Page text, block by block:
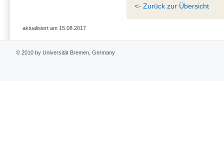
<- Zurück zur Übersicht
aktualisiert am 15.08.2017
© 2010 by Universität Bremen, Germany